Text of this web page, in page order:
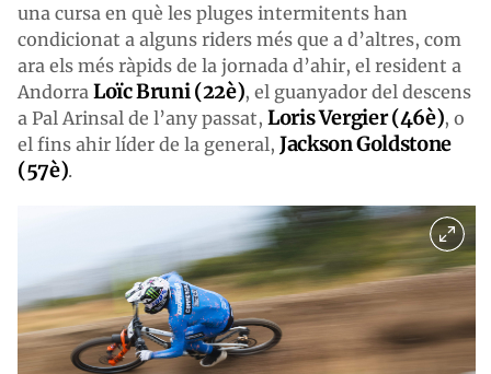
una cursa en què les pluges intermitents han
condicionat a alguns riders més que a d’altres, com
ara els més ràpids de la jornada d’ahir, el resident a
Andorra Loïc Bruni (22è), el guanyador del descens
a Pal Arinsal de l’any passat, Loris Vergier (46è), o
el fins ahir líder de la general, Jackson Goldstone
(57è).